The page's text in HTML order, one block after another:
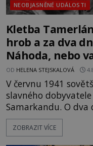
NEOBJASNĚNÉ UDÁLOSTI
Kletba
hrob a za dva
Náhoda, nebo
OD HELENA STEJSKALOVÁ
V červnu 1941
slavného
Samarkandu. O
Německo zahajuje
Sovětský svaz.
ZOBRAZIT VÍCE